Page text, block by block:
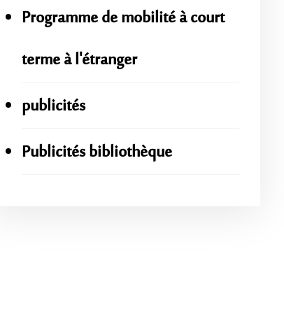
Programme de mobilité à court
terme à l'étranger
publicités
Publicités bibliothèque